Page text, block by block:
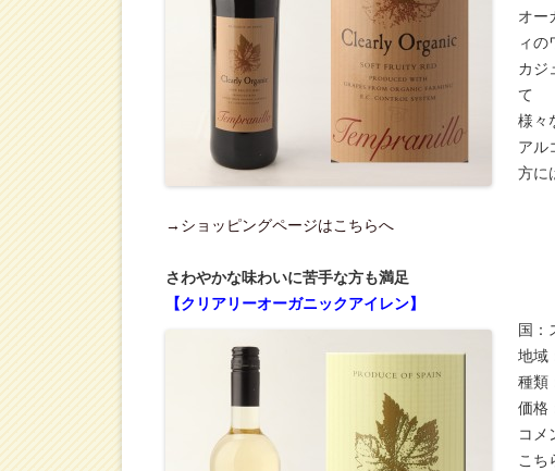
オー
ィの
カジ
て
様々
アル
方に
→ショッピングページはこちらへ
さわやかな味わいに苦手な方も満足
【クリアリーオーガニックアイレン】
国：
地域
種類
価格
コメ
こち